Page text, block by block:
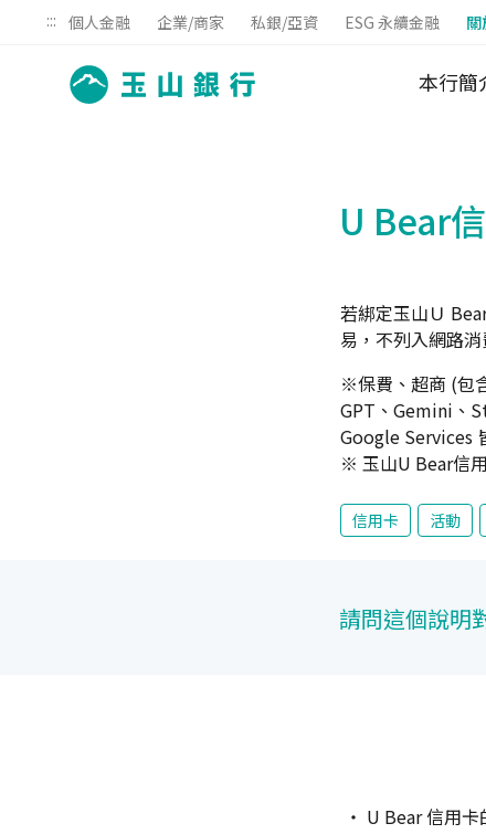
::: 個人金融 企業/商家 私銀/亞資 ESG 永續金融 關
本行簡
U Bear
若綁定玉山Ｕ
易，不列入網路消
※保費、超商 (包
GPT、Gemini、
Google Services
※ 玉山U Bear信
信用卡 活動
請問這個說明
U Bear 信用卡